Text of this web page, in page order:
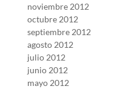
noviembre 2012
octubre 2012
septiembre 2012
agosto 2012
julio 2012
junio 2012
mayo 2012